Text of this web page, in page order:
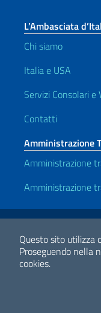
Questo sito utilizza
Proseguendo nella
cookies.
L’Ambasciata
Chi siamo
Italia e USA
Servizi Consolari e
Contatti
Amministrazione
Amministrazione
Amministrazione
Link Utili